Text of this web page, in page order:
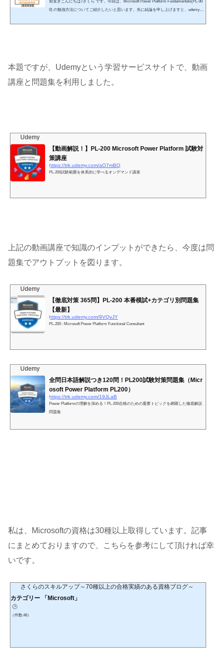
前置きこんにちは♪さくら です。今回は、Microsoft Power Platform Fundamentals(PL-90
0) の勉強方法についてご紹介したいと思います。先に結論を申し上げますと、udemyの
本題ですが、Udemyという学習サービスサイトで、動画
講座と問題集を利用しました。
Udemy
【動画解説！】PL-200 Microsoft Power Platform 試験対
策講座
https://trk.udemy.com/aO7mBQ
PL-200試験範囲を体系的に学べるオンデマンド講座
上記の動画講座で知識のインプットができたら、今度は問
題集でアウトプットを図ります。
Udemy
【徹底対策 365問】PL-200 本番模試+カテゴリ別問題集
【最新】
https://trk.udemy.com/9VQvJY
PL-200 : Microsoft Power Platform Functional Consultant
Udemy
全問日本語解説つき120問！PL200試験対策問題集（Micr
osoft Power Platform PL200）
https://trk.udemy.com/19JLaB
Power Platformの理解を深める！PL-200合格のための重要トピックを網羅した徹底解説
問題集
私は、Microsoftの資格は30種以上取得しています。記事
にまとめておりますので、こちらを参考にして頂ければ幸
いです。
さくらのスキルアップ～70種以上の合格実績のある資格ブログ～
カテゴリー 「Microsoft」
🕒️
（件数:46）